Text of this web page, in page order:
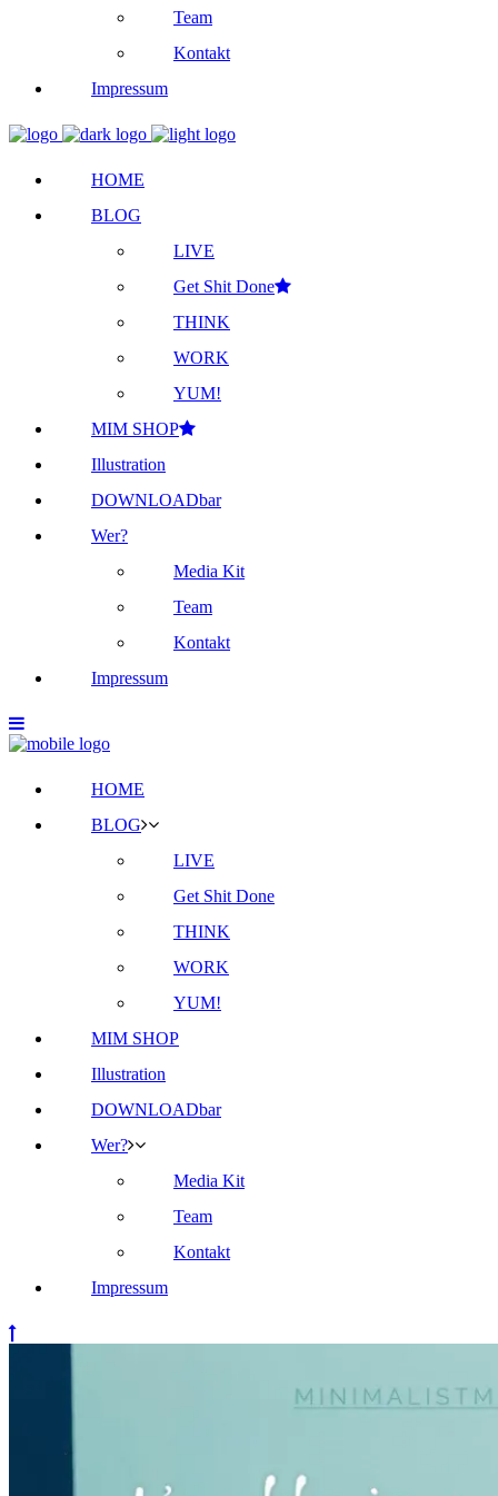
Team
Kontakt
Impressum
HOME
BLOG
LIVE
Get Shit Done
THINK
WORK
YUM!
MIM SHOP
Illustration
DOWNLOADbar
Wer?
Media Kit
Team
Kontakt
Impressum
HOME
BLOG
LIVE
Get Shit Done
THINK
WORK
YUM!
MIM SHOP
Illustration
DOWNLOADbar
Wer?
Media Kit
Team
Kontakt
Impressum